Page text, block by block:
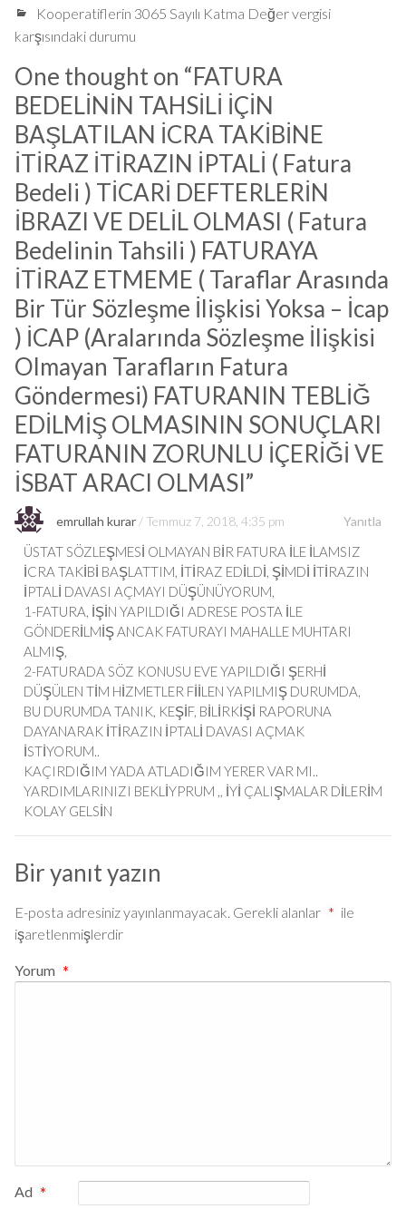
Kooperatiflerin 3065 Sayılı Katma Değer vergisi
karşısındaki durumu
One thought on “FATURA
BEDELİNİN TAHSİLİ İÇİN
BAŞLATILAN İCRA TAKİBİNE
İTİRAZ İTİRAZIN İPTALİ ( Fatura
Bedeli ) TİCARİ DEFTERLERİN
İBRAZI VE DELİL OLMASI ( Fatura
Bedelinin Tahsili ) FATURAYA
İTİRAZ ETMEME ( Taraflar Arasında
Bir Tür Sözleşme İlişkisi Yoksa – İcap
) İCAP (Aralarında Sözleşme İlişkisi
Olmayan Tarafların Fatura
Göndermesi) FATURANIN TEBLİĞ
EDİLMİŞ OLMASININ SONUÇLARI
FATURANIN ZORUNLU İÇERİĞİ VE
İSBAT ARACI OLMASI”
emrullah kurar Temmuz 7, 2018, 4:35 pm
ÜSTAT SÖZLEŞMESİ OLMAYAN BİR FATURA İLE İLAMSIZ
İCRA TAKİBİ BAŞLATTIM, İTİRAZ EDİLDİ, ŞİMDİ İTİRAZIN
İPTALİ DAVASI AÇMAYI DÜŞÜNÜYORUM,
1-FATURA, İŞİN YAPILDIĞI ADRESE POSTA İLE
GÖNDERİLMİŞ ANCAK FATURAYI MAHALLE MUHTARI
ALMIŞ,
2-FATURADA SÖZ KONUSU EVE YAPILDIĞI ŞERHİ
DÜŞÜLEN TİM HİZMETLER FİİLEN YAPILMIŞ DURUMDA,
BU DURUMDA TANIK, KEŞİF, BİLİRKİŞİ RAPORUNA
DAYANARAK İTİRAZIN İPTALİ DAVASI AÇMAK
İSTİYORUM..
KAÇIRDIĞIM YADA ATLADIĞIM YERER VAR MI..
YARDIMLARINIZI BEKLİYPRUM ,, İYİ ÇALIŞMALAR DİLERİM
KOLAY GELSİN
Yanıtla
Bir yanıt yazın
E-posta adresiniz yayınlanmayacak. Gerekli alanlar * ile
işaretlenmişlerdir
Yorum *
Ad *